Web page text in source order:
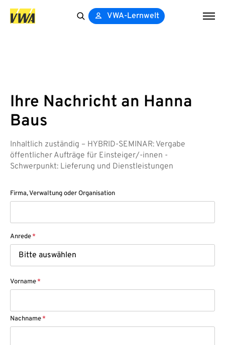
VWA-Lernwelt
Ihre Nachricht an Hanna
Baus
Inhaltlich zuständig – HYBRID-SEMINAR: Vergabe
öffentlicher Aufträge für Einsteiger/-innen -
Schwerpunkt: Lieferung und Dienstleistungen
Firma, Verwaltung oder Organisation
Anrede*
Vorname*
Nachname*